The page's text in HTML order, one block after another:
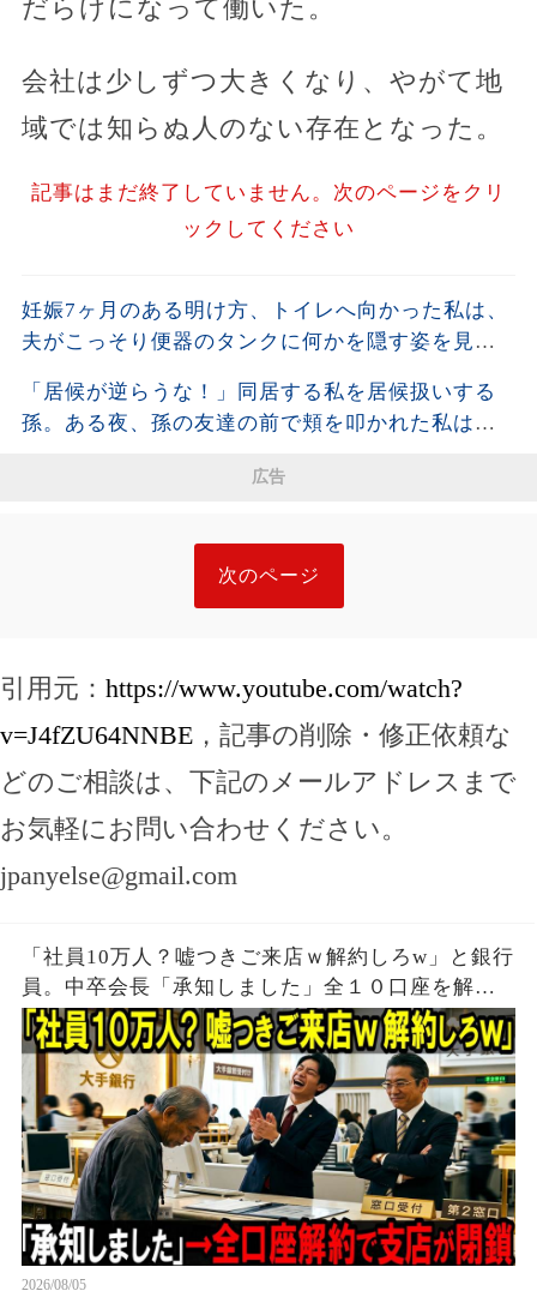
だらけになって働いた。
会社は少しずつ大きくなり、やがて地
域では知らぬ人のない存在となった。
記事はまだ終了していません。次のページをクリ
ックしてください
妊娠7ヶ月のある明け方、トイレへ向かった私は、
夫がこっそり便器のタンクに何かを隠す姿を見て
は声も出せず凍りついた――
「居候が逆らうな！」同居する私を居候扱いする
孫。ある夜、孫の友達の前で頬を叩かれた私は静
広告
次のページ
引用元： https://www.youtube.com/watch?
v=J4fZU64NNBE ，記事の削除・修正依頼な
どのご相談は、下記のメールアドレスまで
お気軽にお問い合わせください。
jpanyelse@gmail.com
「社員10万人？嘘つきご来店ｗ解約しろw」と銀行
員。中卒会長「承知しました」全１０口座を解約
し支店が閉鎖
2026/08/05